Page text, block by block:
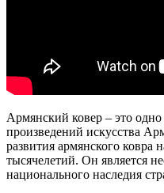
Армянский ковер – это
произведений искусства
развития армянского ковра
тысячелетий. Он является
национального наследия